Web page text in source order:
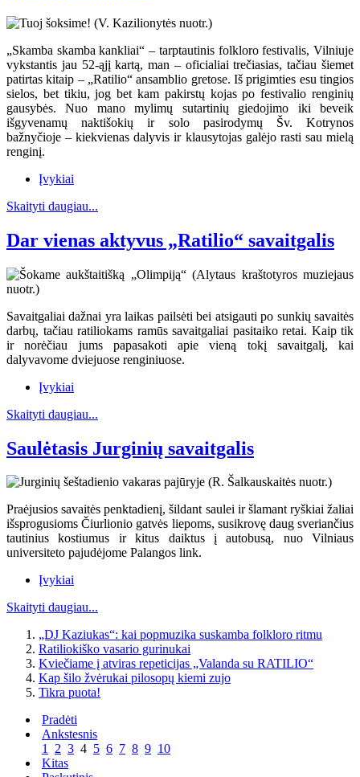
„Skamba skamba kankliai“ – tarptautinis folkloro festivalis, Vilniuje
vykstantis jau 52-ąjį kartą, man – oficialiai trečiasias, tačiau šiemet
patirtas kitaip – „Ratilio“ ansamblio gretose. Iš prigimties esu tingios
sielos, bet tikiu, jog bet kam pakirstų kojas po festivalio renginių
gausybės. Nuo mano mylimų sutartinių giedojimo iki beveik
išgyvenamų naktišokių ir solo pasirodymų Šv. Kotrynos
bažnyčioje – kiekvienas dalyvis ir klausytojas galėjo rasti sau mielą
renginį.
Įvykiai
Skaityti daugiau...
Dar vienas aktyvus „Ratilio“ savaitgalis
Savaitgaliai dažnai yra laikas pailsėti bei atsigauti po sunkių savaitės
darbų, tačiau ratiliokams ramūs savaitgaliai pasitaiko retai. Kaip tik
ir norėčiau jums papasakoti apie vieną tokį savaitgalį, kai
dalyvavome dviejuose renginiuose.
Įvykiai
Skaityti daugiau...
Saulėtasis Jurginių savaitgalis
Praėjusios savaitės penktadienį, šildant saulei ir šlamant ryškiai žaliai
išsprogusioms Čiurlionio gatvės liepoms, susikrovę daug sveriančius
tautinius kostiumus ir kitus daiktus į autobusą, nuo Vilniaus
universiteto pajudėjome Palangos link.
Įvykiai
Skaityti daugiau...
„DJ Kaziukas“: kai popmuzika suskamba folkloro ritmu
Ratiliokiško vasario gurinukai
Kviečiame į atviras repeticijas „Valanda su RATILIO“
Kap šilo žvėrukai pilosopų kiemi zujo
Tikra puota!
Pradėti
Ankstesnis
1 2 3 4 5 6 7 8 9 10
Kitas